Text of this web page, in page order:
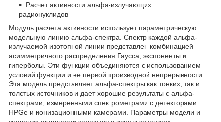
Расчет активности альфа-излучающих
радионуклидов
Модуль расчета активности использует параметрическую
модельную линию альфа-спектра. Спектр каждой альфа-
излучаемой изотопной линии представлен комбинацией
асимметричного распределения Гаусса, экспоненты и
гиперболы. Эти функции объединяются с использованием
условий функции и ее первой производной непрерывности.
Эта модель представляет альфа-спектры как тонких, так и
толстых источников и дает хорошие результаты с альфа-
спектрами, измеренными спектрометрами с детекторами
HPGe и ионизационными камерами. Параметры модели и